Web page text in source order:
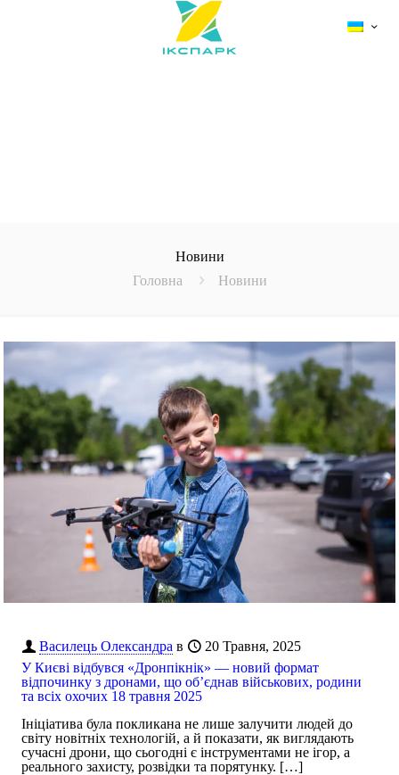
Новини
Головна
Новини
Василець Олександра в
20 Травня, 2025
У Києві відбувся «Дронпікнік» — новий формат
відпочинку з дронами, що об’єднав військових, родини
та всіх охочих 18 травня 2025
Ініціатива була покликана не лише залучити людей до
світу новітніх технологій, а й показати, як виглядають
сучасні дрони, що сьогодні є інструментами не ігор, а
реального захисту, розвідки та порятунку. […]